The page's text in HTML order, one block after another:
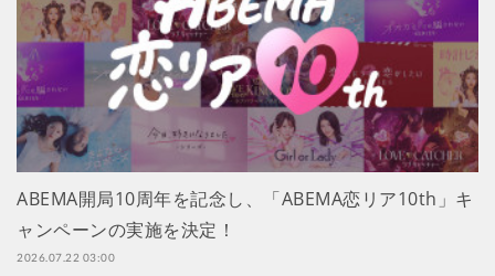
ABEMA開局10周年を記念し、「ABEMA恋リア10th」キ
ャンペーンの実施を決定！
2026.07.22 03:00